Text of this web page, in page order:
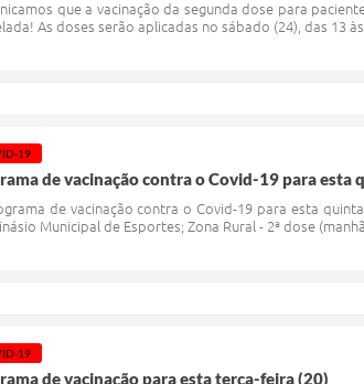
que a vacinação da segunda dose para
As doses serão aplicadas no sábado (24), das 13
19
de vacinação contra o Covid-19 para esta
de vacinação contra o Covid-19 para esta
Municipal de Esportes; Zona Rural - 2ª dose
19
de vacinação para esta terça-feira (20)